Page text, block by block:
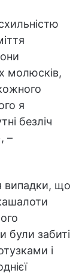
молюсків,
я
безліч
–
випадки, що
були забиті
і